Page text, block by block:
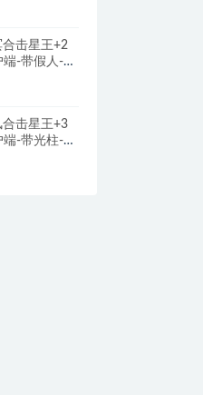
合击星王+2
-带假人-光
合击星王+3
-带光柱-沙